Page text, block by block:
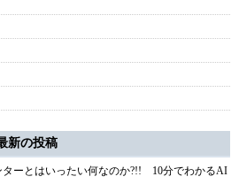
新の投稿
ーとはいったい何なのか?!! 10分でわかるAI